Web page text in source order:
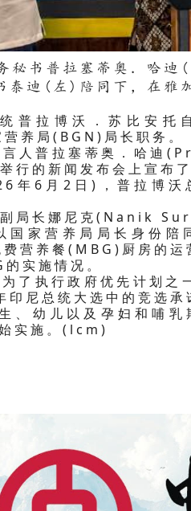
秘书普拉塞蒂奥．哈
泰迪(左)陪同下，在雅
统普拉博沃．苏比安
养局(BGN)局长职务。
言人普拉塞蒂奥．哈
行的新闻发布会上宣布
年6月2日)，普拉博沃
副局长娜尼克(Nanik
国家营养局局长身份
营养餐(MBG)厨房的运
实施情况。
了执行政府优先计划
尼总统大选中的竞选承
、幼儿以及孕妇和哺
实施。(lcm)